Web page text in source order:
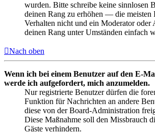
wurden. Bitte schreibe keine sinnlosen
deinen Rang zu erhöhen — die meisten
Verhalten nicht und ein Moderator oder
deinen Rang unter Umständen einfach
Nach oben
Wenn ich bei einem Benutzer auf den E-
werde ich aufgefordert, mich anzumelden.
Nur registrierte Benutzer dürfen die
Funktion für Nachrichten an andere
diese von der Board-Administration
Diese Maßnahme soll den Missbrauch
Gäste verhindern.